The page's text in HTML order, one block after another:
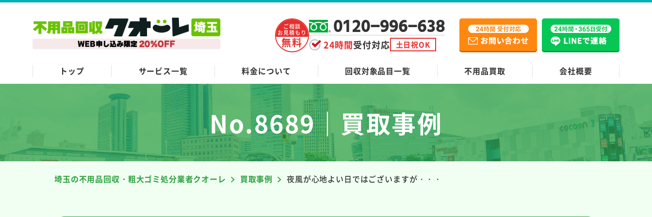
ご相談
お見積もり
無料
0120-996-638
24時間受付対応 土日祝OK
トップ サービス一覧 料金について 回収対象品目一覧 不用品買取 会社概要
No.8689｜買取事例
埼玉の不用品回収・粗大ゴミ処分業者クオーレ 買取事例 夜風が心地よい日ではございますが・・・